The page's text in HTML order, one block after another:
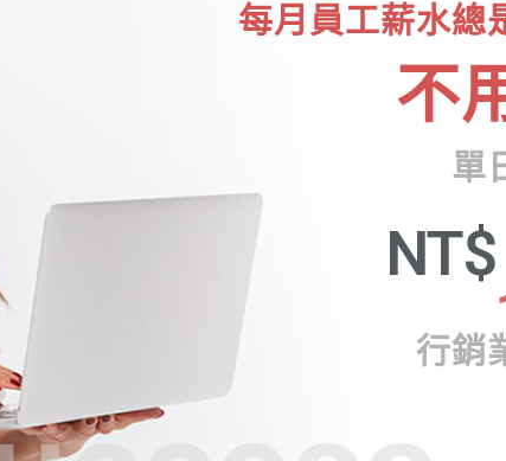
每月員工薪水總
不
單
NT$
行銷